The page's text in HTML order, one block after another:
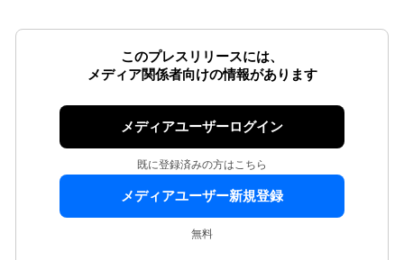
このプレスリリースには、
メディア関係者向けの情報があります
メディアユーザーログイン
既に登録済みの方はこちら
メディアユーザー新規登録
無料